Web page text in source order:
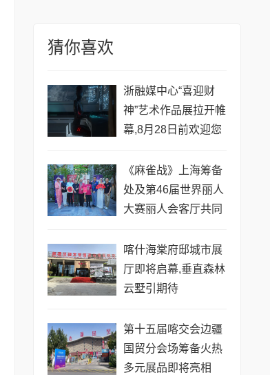
猜你喜欢
浙融媒中心“喜迎财
神”艺术作品展拉开帷
幕,8月28日前欢迎您
《麻雀战》上海筹备
处及第46届世界丽人
大赛丽人会客厅共同
喀什海棠府邸城市展
厅即将启幕,垂直森林
云墅引期待
第十五届喀交会边疆
国贸分会场筹备火热
多元展品即将亮相